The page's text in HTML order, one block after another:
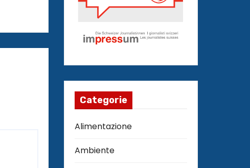
Categorie
Alimentazione
Ambiente